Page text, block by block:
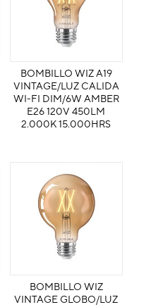
BOMBILLO WIZ A19
VINTAGE/LUZ CALIDA
WI-FI DIM/6W AMBER
E26 120V 450LM
2.000K 15.000HRS
BOMBILLO WIZ
VINTAGE GLOBO/LUZ